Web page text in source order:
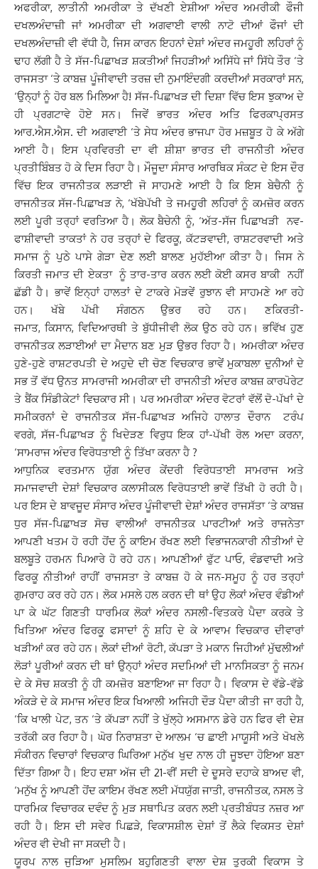
ਅਫਰੀਕਾ, ਲਾਤੀਨੀ ਅਮਰੀਕਾ ਤੇ ਦੱਖਣੀ ਏਸ਼ੀਆ ਅੰਦਰ ਅਮਰੀਕੀ ਫੌਜੀ
ਦਖਲਅੰਦਾਜ਼ੀ ਜਾਂ ਅਮਰੀਕਾ ਦੀ ਅਗਵਾਈ ਵਾਲੀ ਨਾਟੋ ਦੀਆਂ ਫੌਜਾਂ ਦੀ
ਦਖਲਅੰਦਾਜ਼ੀ ਵੀ ਵੱਧੀ ਹੈ, ਜਿਸ ਕਾਰਨ ਇਹਨਾਂ ਦੇਸ਼ਾਂ ਅੰਦਰ ਜਮਹੂਰੀ ਲਹਿਰਾਂ ਨੂੰ
ਢਾਹ ਲੱਗੀ ਹੈ ਤੇ ਸੱਜ-ਪਿਛਾਖੜ ਸ਼ਕਤੀਆਂ ਜਿਹੜੀਆਂ ਅਸਿੱਧੇ ਜਾਂ ਸਿੱਧੇ ਤੌਰ ‘ਤੇ
ਰਾਜਸਤਾ ‘ਤੇ ਕਾਬਜ਼ ਪੂੰਜੀਵਾਦੀ ਤਰਜ਼ ਦੀ ਨੁਮਾਇੰਦਗੀ ਕਰਦੀਆਂ ਸਰਕਾਰਾਂ ਸਨ,
‘ਉਨ੍ਹਾਂ ਨੂੰ ਹੋਰ ਬਲ ਮਿਲਿਆ ਹੈ! ਸੱਜ-ਪਿਛਾਖੜ ਦੀ ਦਿਸ਼ਾ ਵਿੱਚ ਇਸ ਝੁਕਾਅ ਦੇ
ਹੀ ਪ੍ਰਗਟਾਵੇ ਹੋਏ ਸਨ। ਜਿਵੇਂ ਭਾਰਤ ਅੰਦਰ ਅਤਿ ਫਿਰਕਾਪ੍ਰਸਤ
ਆਰ.ਐਸ.ਐਸ. ਦੀ ਅਗਵਾਈ ‘ਤੇ ਸੇਧ ਅੰਦਰ ਭਾਜਪਾ ਹੋਰ ਮਜ਼ਬੂਤ ਹੋ ਕੇ ਅੱਗੇ
ਆਈ ਹੈ। ਇਸ ਪ੍ਰਵਿਰਤੀ ਦਾ ਵੀ ਸ਼ੀਸ਼ਾ ਭਾਰਤ ਦੀ ਰਾਜਨੀਤੀ ਅੰਦਰ
ਪ੍ਰਤੀਬਿੰਬਤ ਹੋ ਕੇ ਦਿਸ ਰਿਹਾ ਹੈ। ਮੌਜੂਦਾ ਸੰਸਾਰ ਆਰਥਿਕ ਸੰਕਟ ਦੇ ਇਸ ਦੌਰ
ਵਿੱਚ ਇਕ ਰਾਜਨੀਤਕ ਲੜਾਈ ਜੋ ਸਾਹਮਣੇ ਆਈ ਹੈ ਕਿ ਇਸ ਬੇਚੈਨੀ ਨੂੰ
ਰਾਜਨੀਤਕ ਸੱਜ-ਪਿਛਾਖੜ ਨੇ, ‘ਖੱਬੇਪੱਖੀ ਤੇ ਜਮਹੂਰੀ ਲਹਿਰਾਂ ਨੂੰ ਕਮਜ਼ੋਰ ਕਰਨ
ਲਈ ਪੂਰੀ ਤਰ੍ਹਾਂ ਵਰਤਿਆ ਹੈ। ਲੋਕ ਬੈਚੇਨੀ ਨੂੰ, ‘ਅੱਤ-ਸੱਜ ਪਿਛਾਖੜੀ ਨਵ-
ਫਾਸ਼ੀਵਾਦੀ ਤਾਕਤਾਂ ਨੇ ਹਰ ਤਰ੍ਹਾਂ ਦੇ ਫਿਰਕੂ, ਕੱਟੜਵਾਦੀ, ਰਾਸ਼ਟਰਵਾਦੀ ਅਤੇ
ਸਮਾਜ ਨੂੰ ਪੁਠੇ ਪਾਸੇ ਗੇੜਾ ਦੇਣ ਲਈ ਬਾਲਣ ਮੁਹੱਈਆ ਕੀਤਾ ਹੈ। ਜਿਸ ਨੇ
ਕਿਰਤੀ ਜਮਾਤ ਦੀ ਏਕਤਾ ਨੂੰ ਤਾਰ-ਤਾਰ ਕਰਨ ਲਈ ਕੋਈ ਕਸਰ ਬਾਕੀ ਨਹੀਂ
ਛੱਡੀ ਹੈ। ਭਾਵੇਂ ਇਨ੍ਹਾਂ ਹਾਲਤਾਂ ਦੇ ਟਾਕਰੇ ਮੋੜਵੇਂ ਰੁਝਾਨ ਵੀ ਸਾਹਮਣੇ ਆ ਰਹੇ
ਹਨ। ਖੱਬੇ ਪੱਖੀ ਸੰਗਠਨ ਉਭਰ ਰਹੇ ਹਨ। ਣਕਿਰਤੀ-
ਜਮਾਤ, ਕਿਸਾਨ, ਵਿਦਿਆਰਥੀ ਤੇ ਬੁੱਧੀਜੀਵੀ ਲੋਕ ਉਠ ਰਹੇ ਹਨ। ਭਵਿੱਖ ਹੁਣ
ਰਾਜਨੀਤਕ ਲੜਾਈਆਂ ਦਾ ਮੈਦਾਨ ਬਣ ਮੁੜ ਉਭਰ ਰਿਹਾ ਹੈ। ਅਮਰੀਕਾ ਅੰਦਰ
ਹੁਣੇ-ਹੁਣੇ ਰਾਸ਼ਟਰਪਤੀ ਦੇ ਅਹੁਦੇ ਦੀ ਚੋਣ ਵਿਚਕਾਰ ਭਾਵੇਂ ਮੁਕਾਬਲਾ ਦੁਨੀਆਂ ਦੇ
ਸਭ ਤੋਂ ਵੱਧ ਉਨਤ ਸਾਮਰਾਜੀ ਅਮਰੀਕਾ ਦੀ ਰਾਜਨੀਤੀ ਅੰਦਰ ਕਾਬਜ਼ ਕਾਰਪੋਰੇਟ
ਤੇ ਬੈਂਕ ਸਿੰਡੀਕੇਟਾਂ ਵਿਚਕਾਰ ਸੀ। ਪਰ ਅਮਰੀਕਾ ਅੰਦਰ ਵੋਟਰਾਂ ਵੱਲੋਂ ਦੋ-ਪੱਖਾਂ ਦੇ
ਸਮੀਕਰਨਾਂ ਦੇ ਰਾਜਨੀਤਕ ਸੱਜ-ਪਿਛਾਖੜ ਅਜਿਹੇ ਹਾਲਾਤ ਦੌਰਾਨ ਟਰੰਪ
ਵਰਗੇ, ਸੱਜ-ਪਿਛਾਖੜ ਨੂੰ ਖਿਦੇੜਣ ਵਿਰੁਧ ਇਕ ਹਾਂ-ਪੱਖੀ ਰੋਲ ਅਦਾ ਕਰਨਾ,
‘ਸਾਮਰਾਜ ਅੰਦਰ ਵਿਰੋਧਤਾਈ ਨੂੰ ਤਿੱਖਾ ਕਰਨਾ ਹੈ ?
ਆਧੁਨਿਕ ਵਰਤਮਾਨ ਯੁੱਗ ਅੰਦਰ ਕੇਂਦਰੀ ਵਿਰੋਧਤਾਈ ਸਾਮਰਾਜ ਅਤੇ
ਸਮਾਜਵਾਦੀ ਦੇਸ਼ਾਂ ਵਿਚਕਾਰ ਕਲਾਸੀਕਲ ਵਿਰੋਧਤਾਈ ਭਾਵੇਂ ਤਿੱਖੀ ਹੋ ਰਹੀ ਹੈ।
ਪਰ ਇਸ ਦੇ ਬਾਵਜੂਦ ਸੰਸਾਰ ਅੰਦਰ ਪੂੰਜੀਵਾਦੀ ਦੇਸ਼ਾਂ ਅੰਦਰ ਰਾਜਸੱਤਾ ‘ਤੇ ਕਾਬਜ਼
ਧੁਰ ਸੱਜ-ਪਿਛਾਖੜ ਸੋਚ ਵਾਲੀਆਂ ਰਾਜਨੀਤਕ ਪਾਰਟੀਆਂ ਅਤੇ ਰਾਜਨੇਤਾ
ਆਪਣੀ ਖਤਮ ਹੋ ਰਹੀ ਹੋਂਦ ਨੂੰ ਕਾਇਮ ਰੱਖਣ ਲਈ ਵਿਭਾਜਨਕਾਰੀ ਨੀਤੀਆਂ ਦੇ
ਬਲਬੂਤੇ ਹਰਮਨ ਪਿਆਰੇ ਹੋ ਰਹੇ ਹਨ। ਆਪਣੀਆਂ ਫੁੱਟ ਪਾਓ, ਵੰਡਵਾਦੀ ਅਤੇ
ਫਿਰਕੂ ਨੀਤੀਆਂ ਰਾਹੀਂ ਰਾਜਸਤਾ ਤੇ ਕਾਬਜ਼ ਹੋ ਕੇ ਜਨ-ਸਮੂਹ ਨੂੰ ਹਰ ਤਰ੍ਹਾਂ
ਗੁਮਰਾਹ ਕਰ ਰਹੇ ਹਨ। ਲੋਕ ਮਸਲੇ ਹਲ ਕਰਨ ਦੀ ਥਾਂ ਉਹ ਲੋਕਾਂ ਅੰਦਰ ਵੰਡੀਆਂ
ਪਾ ਕੇ ਘੱਟ ਗਿਣਤੀ ਧਾਰਮਿਕ ਲੋਕਾਂ ਅੰਦਰ ਨਸਲੀ-ਵਿਤਕਰੇ ਪੈਦਾ ਕਰਕੇ ਤੇ
ਖਿਤਿਆ ਅੰਦਰ ਫਿਰਕੂ ਫਸਾਦਾਂ ਨੂੰ ਸ਼ਹਿ ਦੇ ਕੇ ਆਵਾਮ ਵਿਚਕਾਰ ਦੀਵਾਰਾਂ
ਖੜੀਆਂ ਕਰ ਰਹੇ ਹਨ। ਲੋਕਾਂ ਦੀਆਂ ਰੋਟੀ, ਕੱਪੜਾ ਤੇ ਮਕਾਨ ਜਿਹੀਆਂ ਮੁੱਢਲੀਆਂ
ਲੋੜਾਂ ਪੂਰੀਆਂ ਕਰਨ ਦੀ ਥਾਂ ਉਨ੍ਹਾਂ ਅੰਦਰ ਸਦਮਿਆਂ ਦੀ ਮਾਨਸਿਕਤਾ ਨੂੰ ਜਨਮ
ਦੇ ਕੇ ਸੋਚ ਸ਼ਕਤੀ ਨੂੰ ਹੀ ਕਮਜ਼ੋਰ ਬਣਾਇਆ ਜਾ ਰਿਹਾ ਹੈ। ਵਿਕਾਸ ਦੇ ਵੱਡੇ-ਵੱਡੇ
ਅੰਕੜੇ ਦੇ ਕੇ ਸਮਾਜ ਅੰਦਰ ਇਕ ਖਿਆਲੀ ਅਜਿਹੀ ਦੌੜ ਪੈਦਾ ਕੀਤੀ ਜਾ ਰਹੀ ਹੈ,
‘ਕਿ ਖਾਲੀ ਪੇਟ, ਤਨ ‘ਤੇ ਕੱਪੜਾ ਨਹੀਂ ਤੇ ਖੁੱਲ੍ਹੇ ਅਸਮਾਨ ਡੇਰੇ ਹਨ ਫਿਰ ਵੀ ਦੇਸ਼
ਤਰੱਕੀ ਕਰ ਰਿਹਾ ਹੈ। ਘੋਰ ਨਿਰਾਸ਼ਤਾ ਦੇ ਆਲਮ ‘ਚ ਛਾਈ ਮਾਯੂਸੀ ਅਤੇ ਖੋਖਲੇ
ਸੰਕੀਰਨ ਵਿਚਾਰਾਂ ਵਿਚਕਾਰ ਘਿਰਿਆ ਮਨੁੱਖ ਖੁਦ ਨਾਲ ਹੀ ਜੂਝਦਾ ਹੋਇਆ ਬਣਾ
ਦਿੱਤਾ ਗਿਆ ਹੈ। ਇਹ ਦਸ਼ਾ ਅੱਜ ਦੀ 21-ਵੀਂ ਸਦੀ ਦੇ ਦੂਸਰੇ ਦਹਾਕੇ ਬਾਅਦ ਵੀ,
‘ਮਨੁੱਖ ਨੂੰ ਆਪਣੀ ਹੋਂਦ ਕਾਇਮ ਰੱਖਣ ਲਈ ਮੱਧਯੁੱਗ ਜਾਤੀ, ਰਾਜਨੀਤਕ, ਨਸਲ ਤੇ
ਧਾਰਮਿਕ ਵਿਚਾਰਕ ਦਵੰਦ ਨੂੰ ਮੁੜ ਸਥਾਪਿਤ ਕਰਨ ਲਈ ਪ੍ਰਤੀਬੰਧਤ ਨਜ਼ਰ ਆ
ਰਹੀ ਹੈ। ਇਸ ਦੀ ਸਵੇਰ ਪਿਛੜੇ, ਵਿਕਾਸਸ਼ੀਲ ਦੇਸ਼ਾਂ ਤੋਂ ਲੈਕੇ ਵਿਕਸਤ ਦੇਸ਼ਾਂ
ਅੰਦਰ ਵੀ ਦੇਖੀ ਜਾ ਸਕਦੀ ਹੈ।
ਯੂਰਪ ਨਾਲ ਜੁੜਿਆ ਮੁਸਲਿਮ ਬਹੁਗਿਣਤੀ ਵਾਲਾ ਦੇਸ਼ ਤੁਰਕੀ ਵਿਕਾਸ ਤੇ